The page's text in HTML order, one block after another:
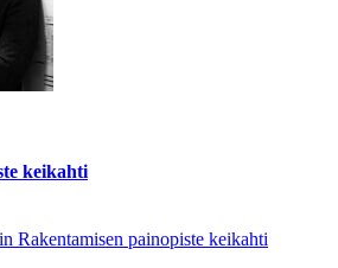
keikahti
Rakentamisen painopiste keikahti